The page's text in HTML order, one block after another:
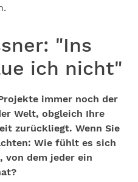
"Ins
ich nicht"
immer noch der
Welt, obgleich Ihre
zurückliegt. Wenn Sie
Wie fühlt es sich
von dem jeder ein